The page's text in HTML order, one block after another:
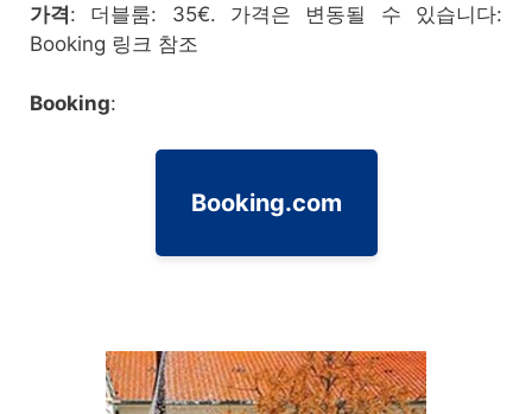
가격: 더블룸: 35€. 가격은 변동될 수 있습니다:
Booking 링크 참조
Booking:
Booking.com